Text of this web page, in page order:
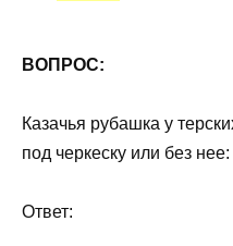
ВОПРОС:
Казачья рубашка у
под черкеску или без нее:
Ответ: